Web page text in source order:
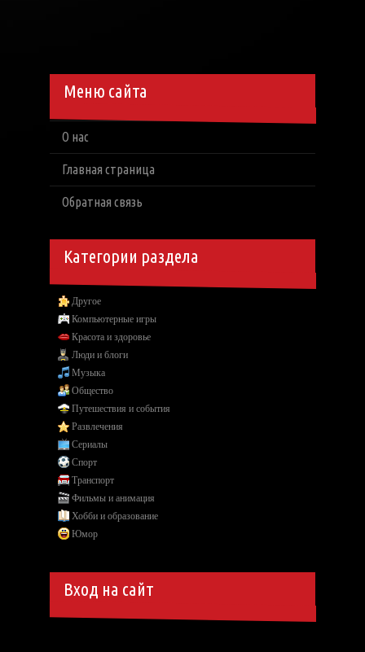
Меню сайта
О нас
Главная страница
Обратная связь
Категории раздела
Другое
Компьютерные игры
Красота и здоровье
Люди и блоги
Музыка
Общество
Путешествия и события
Развлечения
Сериалы
Спорт
Транспорт
Фильмы и анимация
Хобби и образование
Юмор
Вход на сайт